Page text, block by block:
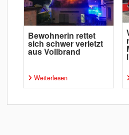
Bewohnerin rettet
sich schwer verletzt
aus Vollbrand
Weiterlesen